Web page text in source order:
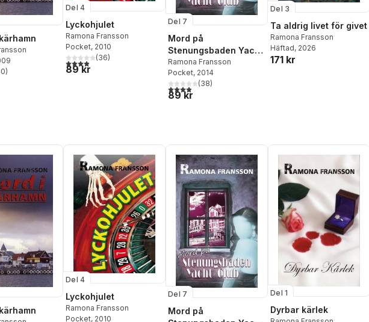
Totalt antal röster:
)
Del 4
Lyckohjulet
Ramona Fransson
Pocket, 2010
3,9utav 5 stjärnor. Totalt antal röster:
(36)
89 kr
Del 7
Mord på
Stenungsbaden Yacht
Club
Ramona Fransson
Pocket, 2014
3,9utav 5 stjärnor. Totalt antal röster:
(38)
89 kr
Del 3
Ta aldrig livet för givet
Ramona Fransson
Häftad, 2026
171 kr
Del 4
Lyckohjulet
Ramona Fransson
Pocket, 2010
Del 7
Mord på
Del 1
Dyrbar kärlek